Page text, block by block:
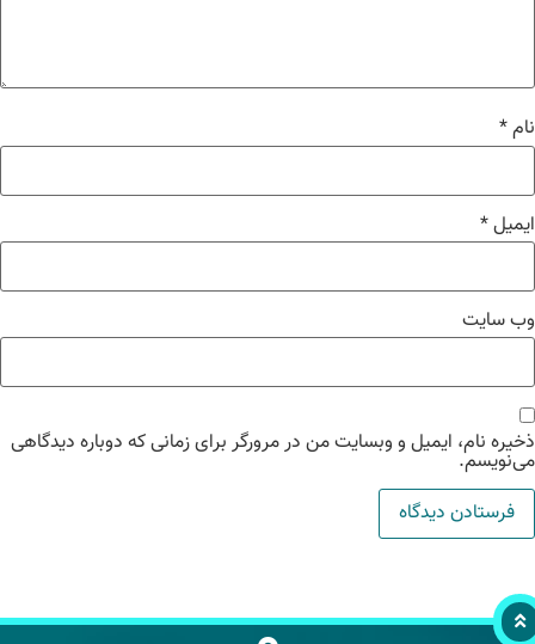
*
*
سایت
نام، ایمیل و وبسایت من در مرورگر برای زمانی که دوباره دیدگاهی